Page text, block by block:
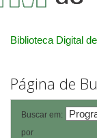
Biblioteca Digital
Página de
Buscar em:
por